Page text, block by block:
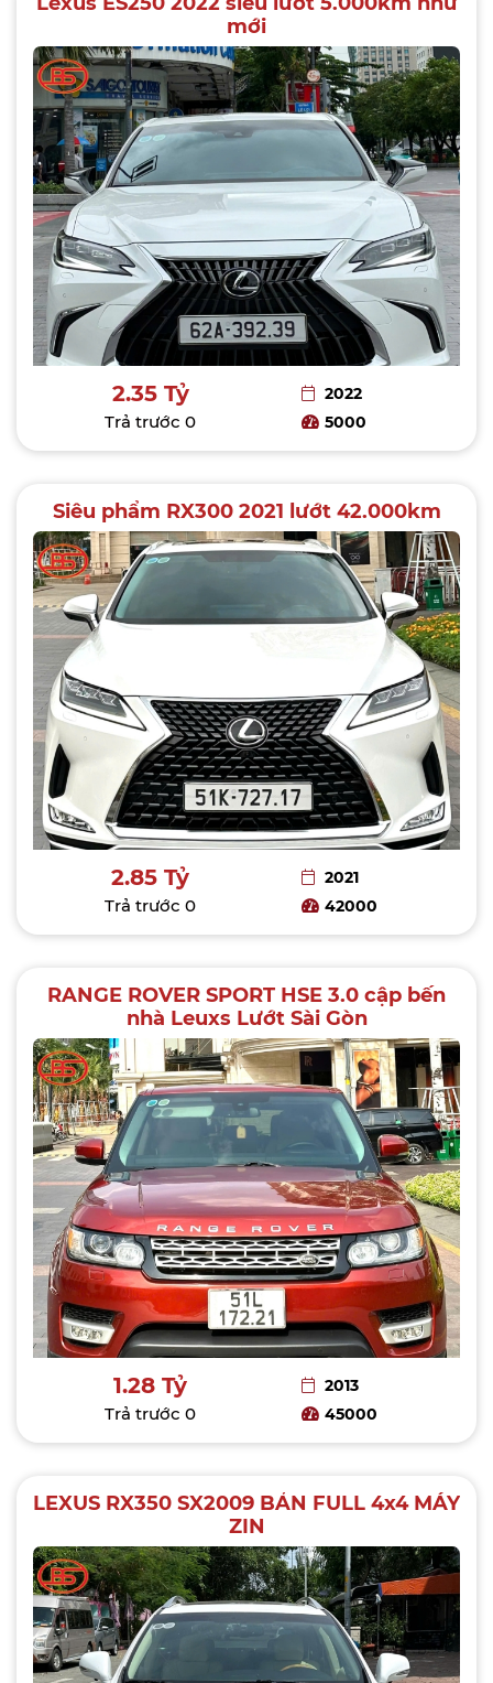
mới
2.35 Tỷ
Trả trước0
2022
5000
Siêu phẩm RX300 2021 lướt 42.000km
2.85 Tỷ
Trả trước0
2021
42000
RANGE ROVER SPORT HSE 3.0 cập bến
nhà Leuxs Lướt Sài Gòn
1.28 Tỷ
Trả trước0
2013
45000
LEXUS RX350 SX2009 BẢN FULL 4x4 MÁY
ZIN